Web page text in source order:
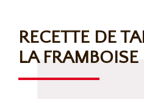
RECETTE DE
LA FRAMBOISE